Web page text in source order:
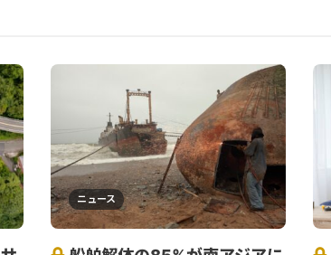
ニュース